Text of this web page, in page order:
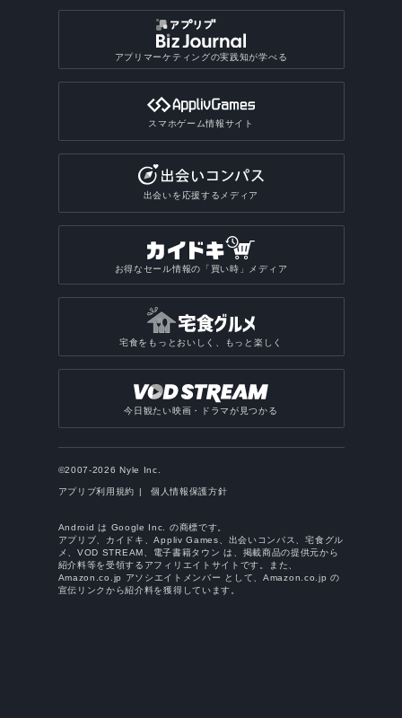
アプリマーケティングの実践知が学べる
スマホゲーム情報サイト
出会いを応援するメディア
お得なセール情報の「買い時」メディア
宅食をもっとおいしく、もっと楽しく
今日観たい映画・ドラマが見つかる
©2007-2026 Nyle Inc.
アプリブ利用規約 個人情報保護方針
Android は Google Inc. の商標です。
アプリブ、カイドキ、Appliv Games、出会いコンパス、宅食グル
メ、VOD STREAM、電子書籍タウン は、掲載商品の提供元から
紹介料等を受領するアフィリエイトサイトです。また、
Amazon.co.jp アソシエイトメンバー として、Amazon.co.jp の
宣伝リンクから紹介料を獲得しています。